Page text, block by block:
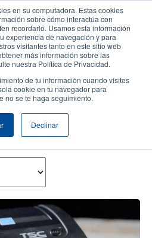
en su computadora. Estas cookies
sobre cómo interactúa con
recordarlo. Usamos esta información
experiencia de navegación y para
visitantes tanto en este sitio web
más información sobre las
nuestra Política de Privacidad.
de tu información cuando visites
cookie en tu navegador para
no se te haga seguimiento.
Declinar
User
account
menu
User
de productos Soporte Técnico